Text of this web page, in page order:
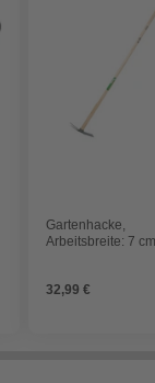
Gartenhacke,
Arbeitsbreite: 7 cm,
32,99 €